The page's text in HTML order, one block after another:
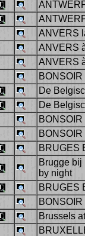
ANVERS
ANVERS
ANVERS
BONSOIR
De
De
BRUGES
Brugge bij
by night
BRUGES
Brussels